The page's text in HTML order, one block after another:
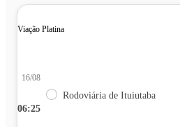
Viação Platina
06:25
16/08
Rodoviária de Ituiutaba